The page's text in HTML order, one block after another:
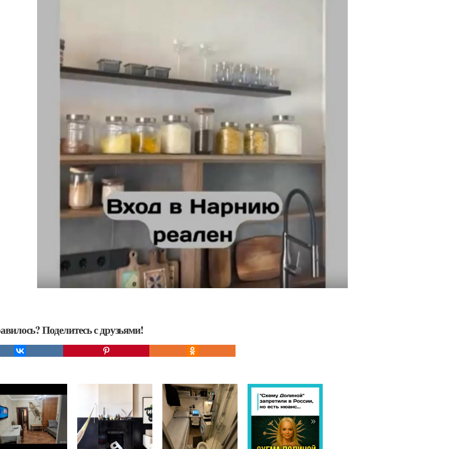
Поделитесь с друзьями!